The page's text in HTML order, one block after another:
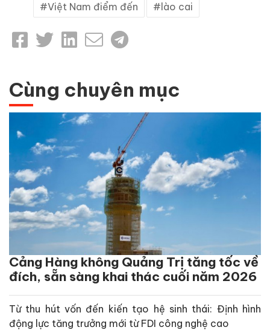
Việt Nam điểm đến lào cai
Cùng chuyên mục
Cảng Hàng không Quảng Trị tăng tốc về
đích, sẵn sàng khai thác cuối năm 2026
Từ thu hút vốn đến kiến tạo hệ sinh thái: Định hình
động lực tăng trưởng mới từ FDI công nghệ cao